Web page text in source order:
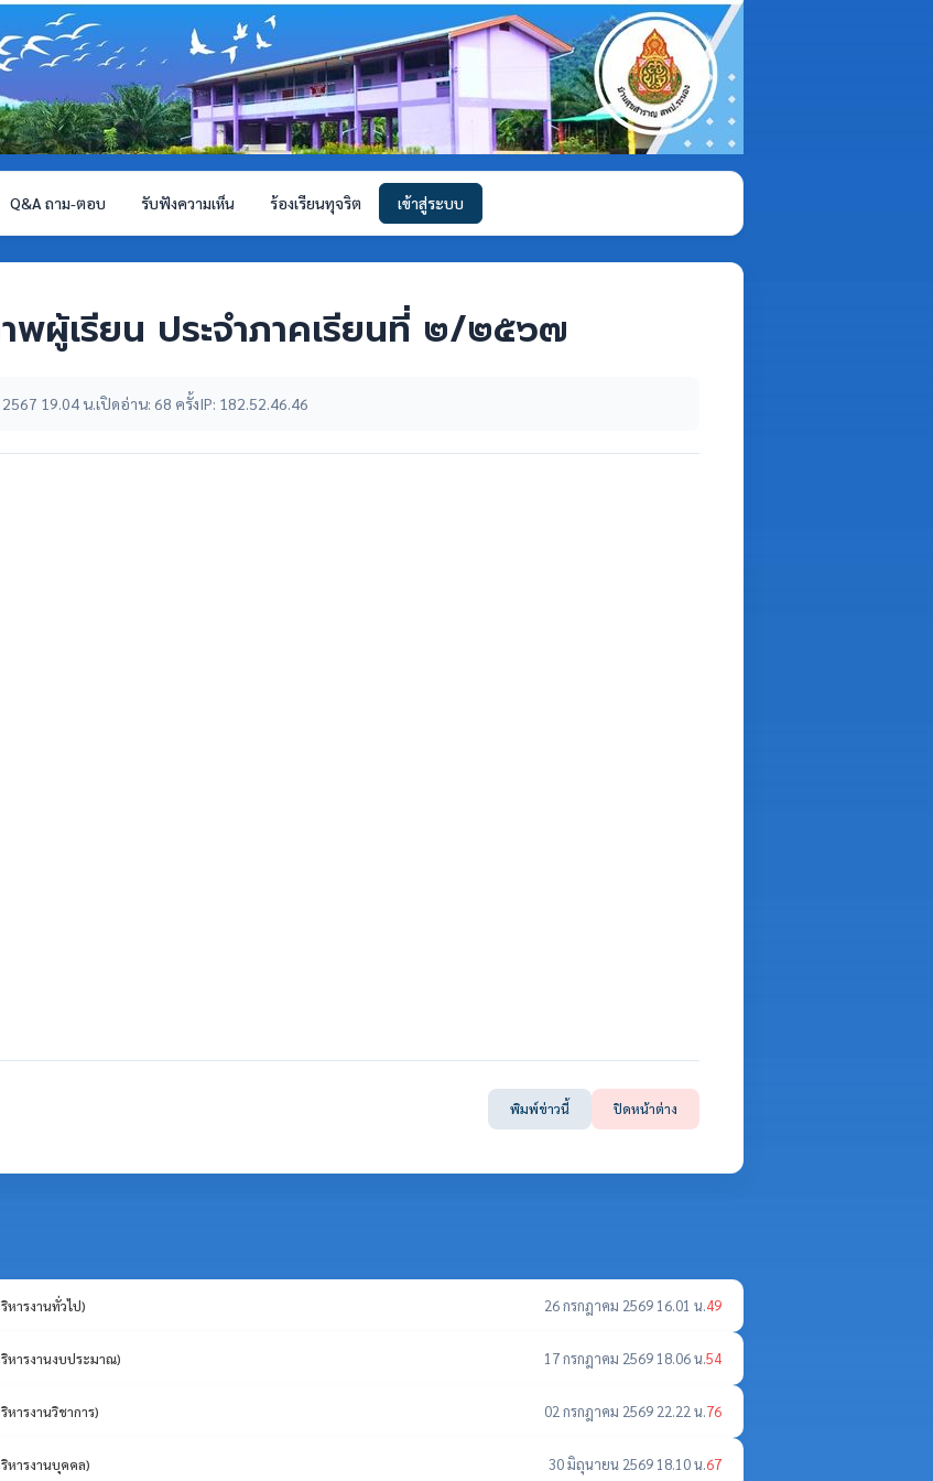
Q&A ถาม-ตอบ รับฟังความเห็น ร้องเรียนทุจริต เข้าสู่ระบบ
พผู้เรียน ประจำภาคเรียนที่ ๒/๒๕๖๗
19.04 น.เปิดอ่าน: 68 ครั้งIP: 182.52.46.46
พิมพ์ข่าวนี้ ปิดหน้าต่าง
หารงานทั่วไป) 26 กรกฎาคม 2569 16.01 น.49
หารงานงบประมาณ) 17 กรกฎาคม 2569 18.06 น.54
ารงานวิชาการ) 02 กรกฎาคม 2569 22.22 น.76
หารงานบุคคล) 30 มิถุนายน 2569 18.10 น.67